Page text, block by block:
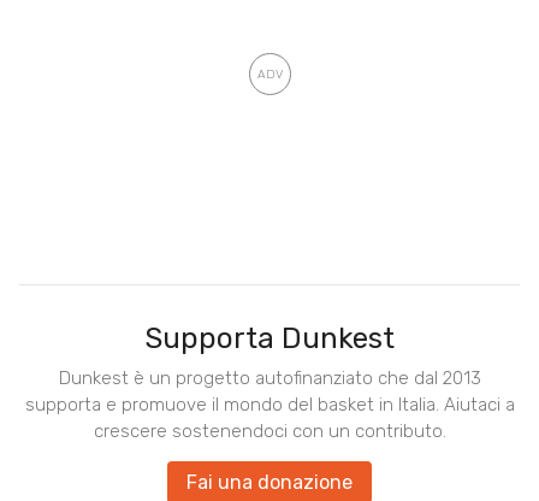
Supporta Dunkest
Dunkest è un progetto autofinanziato che dal 2013
supporta e promuove il mondo del basket in Italia. Aiutaci a
crescere sostenendoci con un contributo.
Fai una donazione